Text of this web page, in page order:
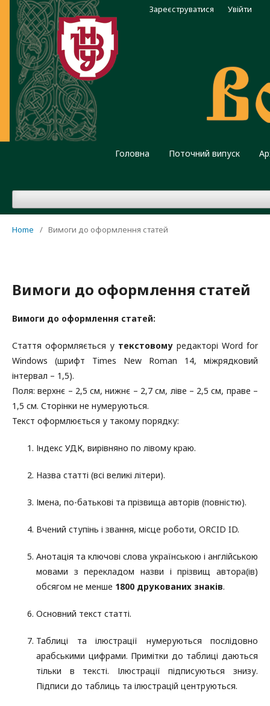
Головна Поточний випуск
Зареєструватися Увійти
Home / Вимоги до оформлення статей
Вимоги до оформлення статей
Вимоги до оформлення статей:
Стаття оформляється у текстовому редакторі Word for
Windows (шрифт Times New Roman 14, міжрядковий
інтервал – 1,5).
Поля: верхнє – 2,5 cм, нижнє – 2,7 cм, ліве – 2,5 cм, праве –
1,5 cм. Сторінки не нумеруються.
Текст оформлюється у такому порядку:
Індекс УДК, вирівняно по лівому краю.
Назва статті (всі великі літери).
Імена, по-батькові та прізвища авторів (повністю).
Вчений ступінь і звання, місце роботи, ORCID ID.
Анотація та ключові слова українською і англійською
мовами з перекладом назви і прізвищ автора(ів)
обсягом не менше 1800 друкованих знаків.
Основний текст статті.
Таблиці та ілюстрації нумеруються послідовно
арабськими цифрами. Примітки до таблиці даються
тільки в тексті. Ілюстрації підписуються знизу.
Підписи до таблиць та ілюстрацій центруються.